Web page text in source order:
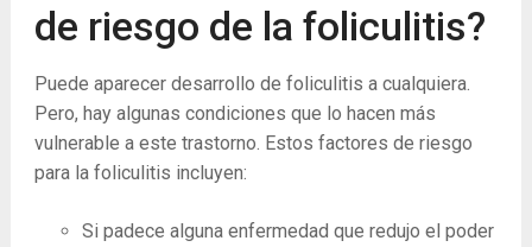
de riesgo de la foliculitis?
Puede aparecer desarrollo de foliculitis a cualquiera.
Pero, hay algunas condiciones que lo hacen más
vulnerable a este trastorno. Estos factores de riesgo
para la foliculitis incluyen:
Si padece alguna enfermedad que redujo el poder